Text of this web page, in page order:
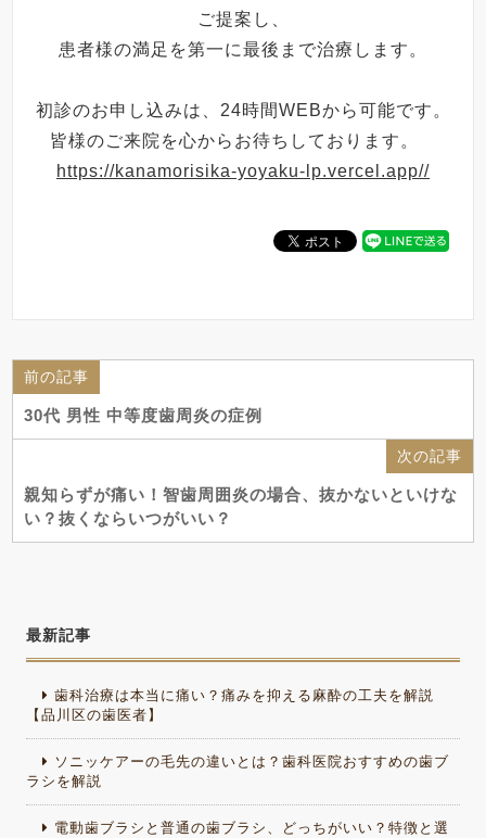
ご提案し、
患者様の満足を第一に最後まで治療します。
初診のお申し込みは、24時間WEBから可能です。
皆様のご来院を心からお待ちしております。
https://kanamorisika-yoyaku-lp.vercel.app//
前の記事
30代 男性 中等度歯周炎の症例
次の記事
親知らずが痛い！智歯周囲炎の場合、抜かないといけな
い？抜くならいつがいい？
最新記事
歯科治療は本当に痛い？痛みを抑える麻酔の工夫を解説
【品川区の歯医者】
ソニッケアーの毛先の違いとは？歯科医院おすすめの歯ブ
ラシを解説
電動歯ブラシと普通の歯ブラシ、どっちがいい？特徴と選